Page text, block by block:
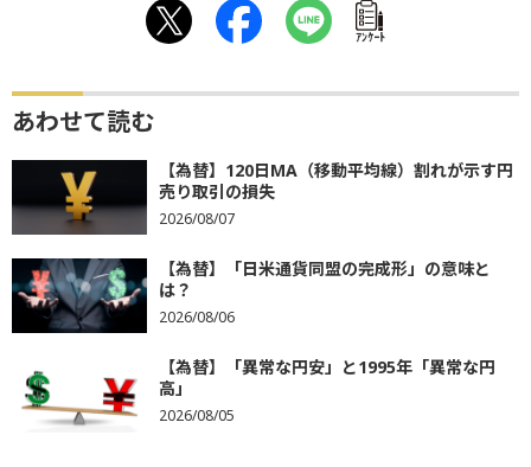
ｱﾝｹｰﾄ
あわせて読む
【為替】120日MA（移動平均線）割れが示す円
売り取引の損失
2026/08/07
【為替】「日米通貨同盟の完成形」の意味と
は？
2026/08/06
【為替】「異常な円安」と1995年「異常な円
高」
2026/08/05